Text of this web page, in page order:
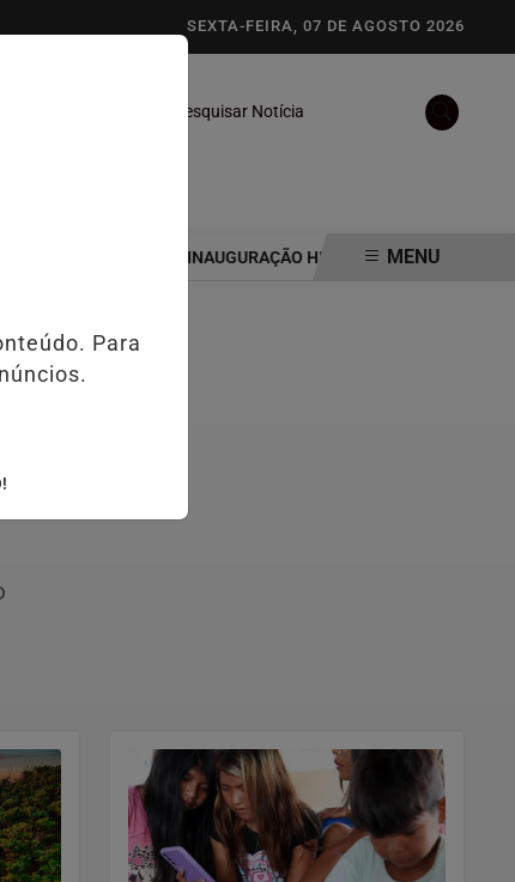
SEXTA-FEIRA, 07 DE AGOSTO 2026
Pesquisar Notícia
DE 500 PESSOAS EM INAUGURAÇÃO HISTÓRICA DEMENU
Para